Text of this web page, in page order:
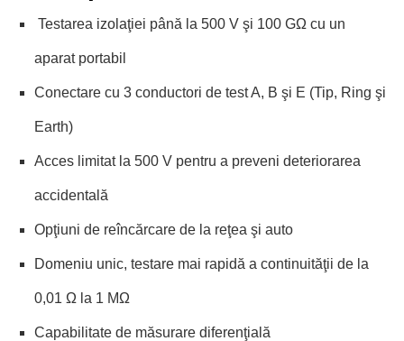
Testarea izolaţiei până la 500 V şi 100 GΩ cu un
aparat portabil
Conectare cu 3 conductori de test A, B şi E (Tip, Ring şi
Earth)
Acces limitat la 500 V pentru a preveni deteriorarea
accidentală
Opţiuni de reîncărcare de la reţea şi auto
Domeniu unic, testare mai rapidă a continuităţii de la
0,01 Ω la 1 MΩ
Capabilitate de măsurare diferenţială